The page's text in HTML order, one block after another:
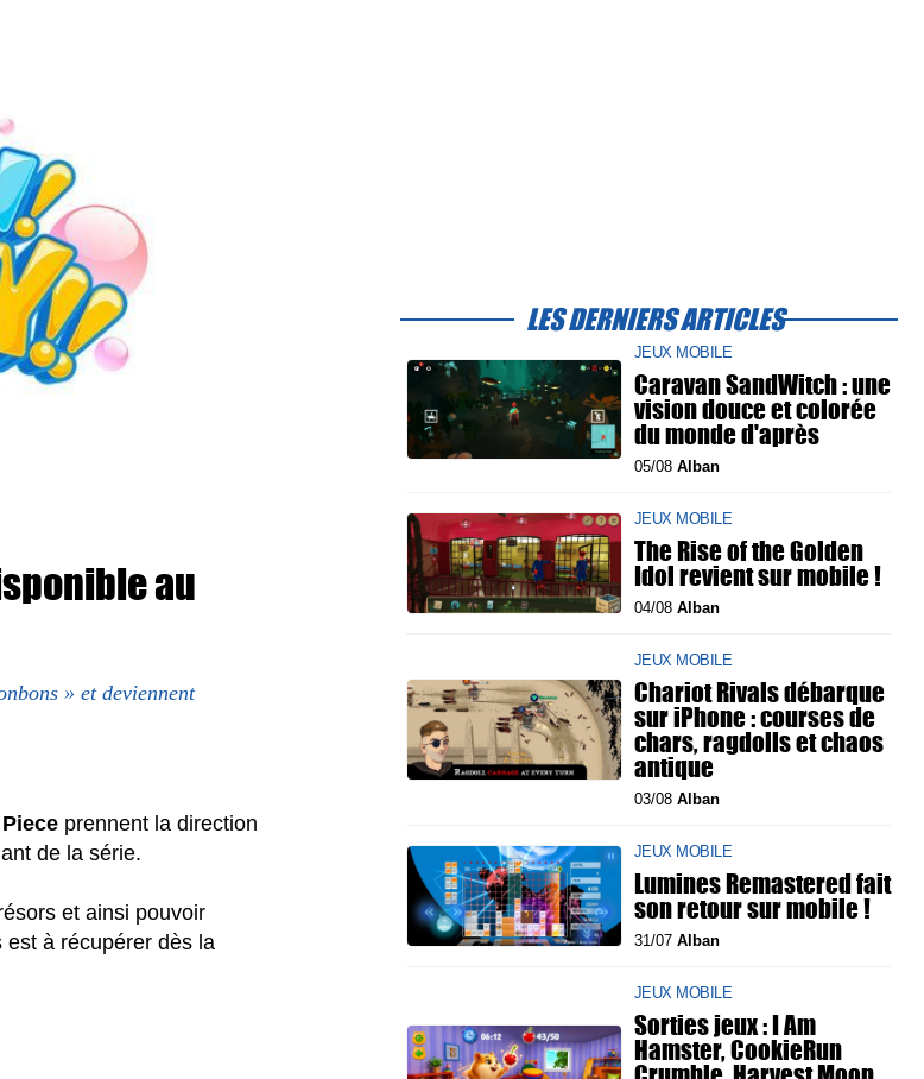
au
» et deviennent
prennent la direction
de la série.
et ainsi pouvoir
à récupérer dès la
LES DERNIERS ARTICLES
JEUX MOBILE
Caravan SandWitch : une
vision douce et colorée
du monde d'après
05/08 Alban
JEUX MOBILE
The Rise of the Golden
Idol revient sur mobile !
04/08 Alban
JEUX MOBILE
Chariot Rivals débarque
sur iPhone : courses de
chars, ragdolls et chaos
antique
03/08 Alban
JEUX MOBILE
Lumines Remastered fait
son retour sur mobile !
31/07 Alban
JEUX MOBILE
Sorties jeux : I Am
Hamster, CookieRun